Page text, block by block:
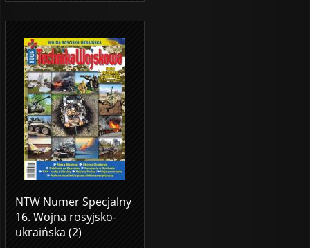
NTW Numer Specjalny
16. Wojna rosyjsko-
ukraińska (2)